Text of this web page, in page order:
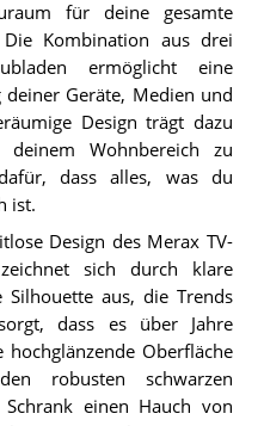
für deine gesamte
Die Kombination aus drei
ermöglicht eine
Geräte, Medien und
Design trägt dazu
Wohnbereich zu
dass alles, was du
ist.
Design des Merax TV-
sich durch klare
aus, die Trends
dass es über Jahre
Oberfläche
robusten schwarzen
einen Hauch von